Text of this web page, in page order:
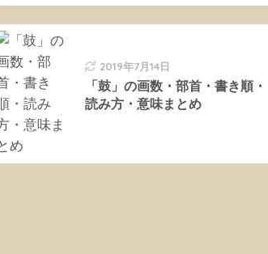
2019年7月14日
「鼓」の画数・部首・書き順・
読み方・意味まとめ